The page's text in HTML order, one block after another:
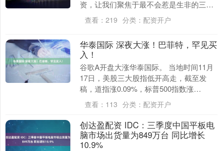
资，让我们聚焦于最不会惹是生非的三大
星座——处女座、摩羯座和金牛座。 摩羯
座则以其坚韧不拔....
查看： 219 分类： 配资开户
华泰国际 深夜大涨！巴菲特，罕见买
入！
谷歌A开盘大涨华泰国际。 当地时间11月
17日，美股三大股指低开高走，截至发
稿，道指涨0.09%，标普500指数涨
0.10%，纳指涨0.23%。 本周四，美国
劳....
查看： 113 分类： 配资开户
创达盈配资 IDC：三季度中国平板电
脑市场出货量为849万台 同比增长
10.9%